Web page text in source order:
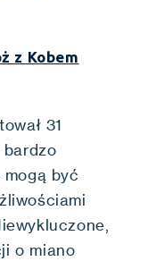
z Kobem
31
bardzo
być
o miano